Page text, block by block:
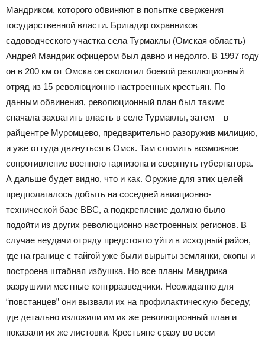
Мандриком, которого обвиняют в попытке свержения
государственной власти. Бригадир охранников
садоводческого участка села Турмаклы (Омская область)
Андрей Мандрик офицером был давно и недолго. В 1997 году
он в 200 км от Омска он сколотил боевой революционный
отряд из 15 революционно настроенных крестьян. По
данным обвинения, революционный план был таким:
сначала захватить власть в селе Турмаклы, затем – в
райцентре Муромцево, предварительно разоружив милицию,
и уже оттуда двинуться в Омск. Там сломить возможное
сопротивление военного гарнизона и свергнуть губернатора.
А дальше будет видно, что и как. Оружие для этих целей
предполагалось добыть на соседней авиационно-
технической базе ВВС, а подкрепление должно было
подойти из других революционно настроенных регионов. В
случае неудачи отряду предстояло уйти в исходный район,
где на границе с тайгой уже были вырыты землянки, окопы и
построена штабная избушка. Но все планы Мандрика
разрушили местные контрразведчики. Неожиданно для
“повстанцев” они вызвали их на профилактическую беседу,
где детально изложили им их же революционный план и
показали их же листовки. Крестьяне сразу во всем